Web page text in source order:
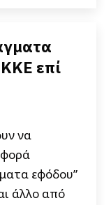
επί
να
φορά
εφόδου”
άλλο από